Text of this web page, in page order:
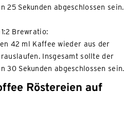
25 Sekunden abgeschlossen sein.
Brewratio:
42 ml Kaffee wieder aus der
Insgesamt sollte der
30 Sekunden abgeschlossen sein.
Röstereien auf